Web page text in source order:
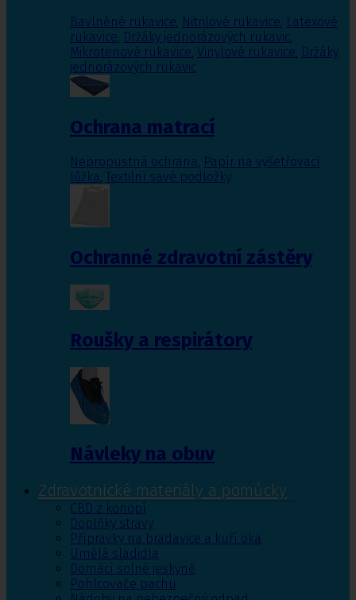
Bavlněné rukavice, Nitrilové rukavice, Latexové
rukavice, Držáky jednorázových rukavic,
Mikrotenové rukavice, Vinylové rukavice, Držáky
jednorázových rukavic
Ochrana matrací
Nepropustná ochrana, Papír na vyšetřovací
lůžka, Textilní savé podložky
Ochranné zdravotní zástěry
Roušky a respirátory
Návleky na obuv
Zdravotnické materiály a pomůcky
CBD z konopí
Doplňky stravy
Přípravky na bradavice a kuří oka
Umělá sladidla
Domácí solné jeskyně
Pohlcovače pachu